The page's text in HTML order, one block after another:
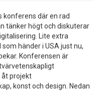
konferens där en rad
tänker högt och diskuterar
Lite extra
händer i USA just nu,
Konferensen är
projekt
konst och design. Nedan